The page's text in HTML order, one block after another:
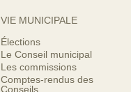
VIE MUNICIPALE
Élections
Le Conseil municipal
Les commissions
Comptes-rendus des
Conseils